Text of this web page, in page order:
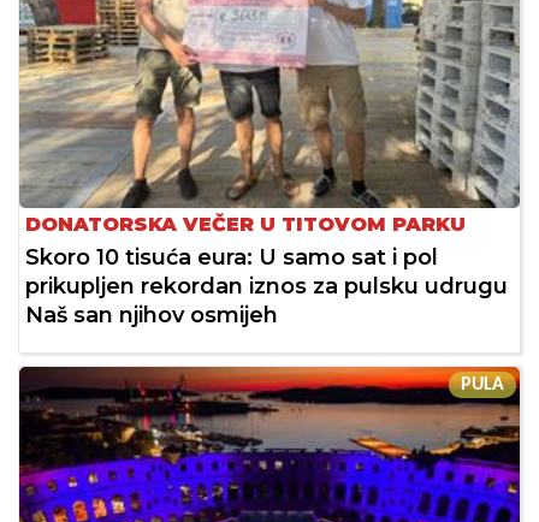
DONATORSKA VEČER U TITOVOM PARKU
Skoro 10 tisuća eura: U samo sat i pol
prikupljen rekordan iznos za pulsku udrugu
Naš san njihov osmijeh
PULA